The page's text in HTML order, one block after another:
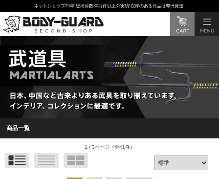
ネットショップ25年!総出荷数30万件以上の実績!在庫のある商品は即日発送!
商品一覧
1 / 3ページ （全41件）